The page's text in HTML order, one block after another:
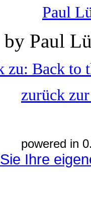
Paul
Paul
zu: Back to
zurück
powered in
Ihre